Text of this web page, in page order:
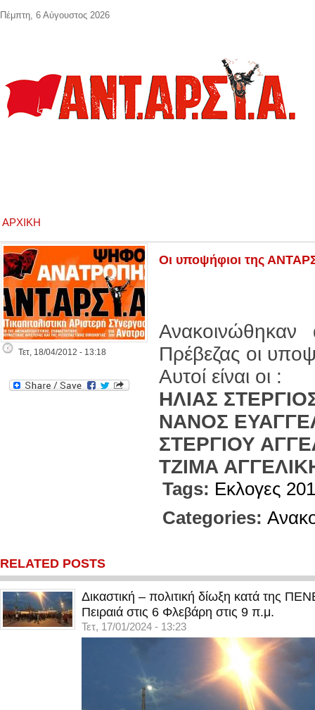
ΑΡΧΙΚΉ
Τετ, 18/04/2012 - 13:18
Οι υποψήφιοι της
Πρέβεζας οι
Αυτοί είναι οι :
ΗΛΙΑΣ
ΝΑΝΟΣ
ΣΤΕΡΓΙΟΥ
ΤΖΙΜΑ
Tags: Εκλογες
Categories:
RELATED POSTS
Δικαστική – πολιτική δίωξη κατά της
Πειραιά στις 6 Φλεβάρη στις 9 π.μ.
Τετ, 17/01/2024 - 13:23
Πέμπτη, 6 Αύγουστος 2026